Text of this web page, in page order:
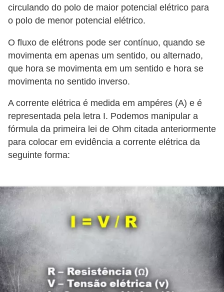
circulando do polo de maior potencial elétrico para
o polo de menor potencial elétrico.
O fluxo de elétrons pode ser contínuo, quando se
movimenta em apenas um sentido, ou alternado,
que hora se movimenta em um sentido e hora se
movimenta no sentido inverso.
A corrente elétrica é medida em ampéres (A) e é
representada pela letra I. Podemos manipular a
fórmula da primeira lei de Ohm citada anteriormente
para colocar em evidência a corrente elétrica da
seguinte forma:
a
d
e
F
r
a
m
e
a
r
a
e